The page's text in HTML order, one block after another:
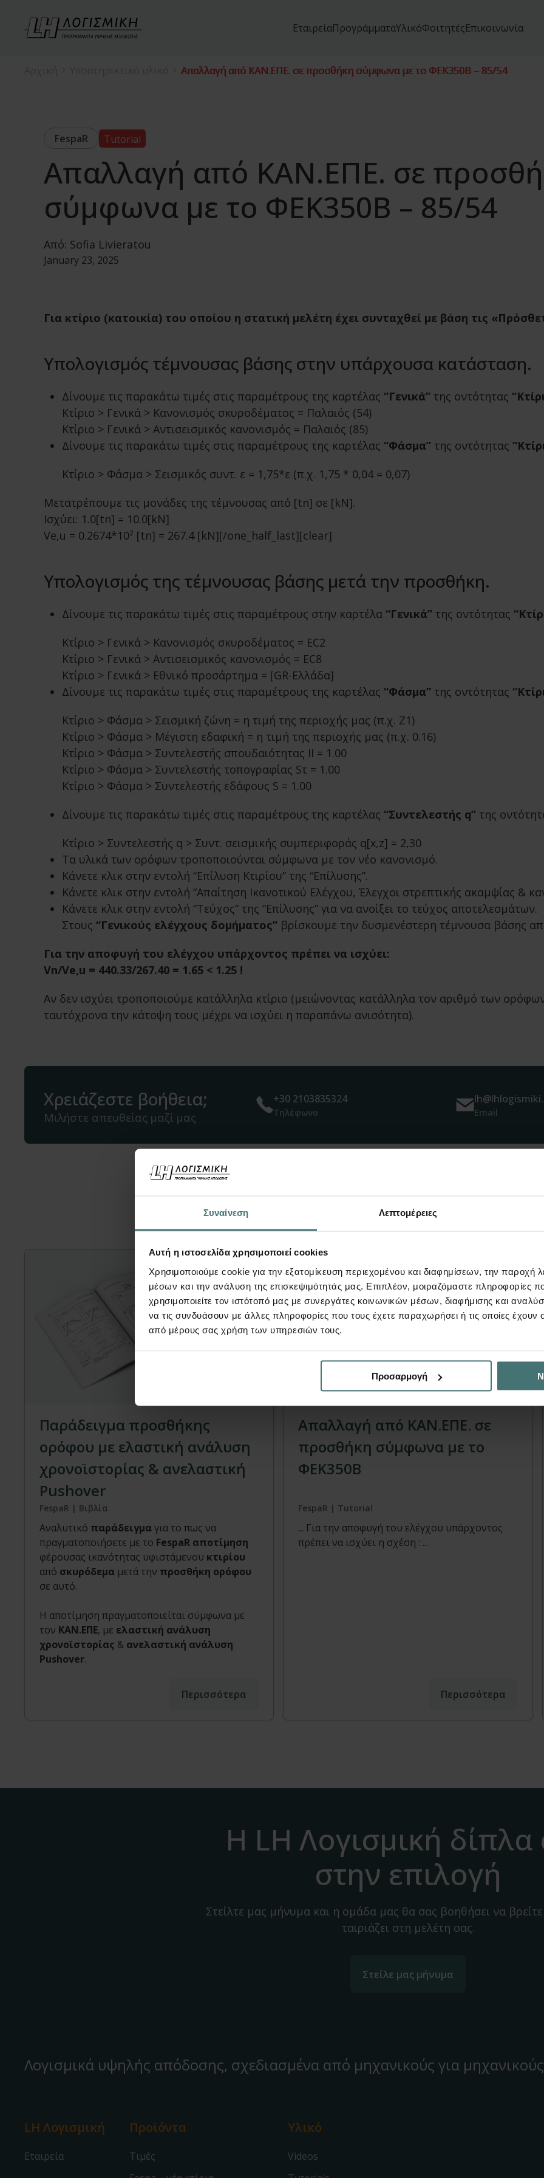
Συναίνεση Λεπτομέρειες
Αυτή η ιστοσελίδα χρησιμοποιεί cookies
Χρησιμοποιούμε cookie για την εξατομίκευση περιεχομένου και διαφημίσεων, την παροχή
μέσων και την ανάλυση της επισκεψιμότητάς μας. Επιπλέον, μοιραζόμαστε πληροφορίες
χρησιμοποιείτε τον ιστότοπό μας με συνεργάτες κοινωνικών μέσων, διαφήμισης και
να τις συνδυάσουν με άλλες πληροφορίες που τους έχετε παραχωρήσει ή τις οποίες έχουν
από μέρους σας χρήση των υπηρεσιών τους.
Προσαρμογή
ΕταιρείαΠρογράμματαΥλικόΦοιτητέςΕπικοινωνία
Απαλλαγή από ΚΑΝ.ΕΠΕ. σε προσθήκη σύμφωνα με το ΦΕΚ350Β – 85/54
FespaR Tutorial
Απαλλαγή από ΚΑΝ.ΕΠΕ. σε
σύμφωνα με το ΦΕΚ350Β – 85/54
Από: Sofia Livieratou
January 23, 2025
Για κτίριο (κατοικία) του οποίου η στατική μελέτη έχει συνταχθεί με βάση τις
Υπολογισμός τέμνουσας βάσης στην υπάρχουσα κατάσταση.
Δίνουμε τις παρακάτω τιμές στις παραμέτρους της καρτέλας “Γενικά” της οντότητας
Κτίριο > Γενικά > Κανονισμός σκυροδέματος = Παλαιός (54)
Κτίριο > Γενικά > Αντισεισμικός κανονισμός = Παλαιός (85)
Δίνουμε τις παρακάτω τιμές στις παραμέτρους της καρτέλας “Φάσμα” της οντότητας
Κτίριο > Φάσμα > Σεισμικός συντ. ε = 1,75*ε (π.χ. 1,75 * 0,04 = 0,07)
Μετατρέπουμε τις μονάδες της τέμνουσας από [tn] σε [kΝ].
Ισχύει: 1.0[tn] = 10.0[kΝ]
Ve,u = 0.2674*10² [tn] = 267.4 [kN][/one_half_last][clear]
Υπολογισμός της τέμνουσας βάσης μετά την προσθήκη.
Δίνουμε τις παρακάτω τιμές στις παραμέτρους στην καρτέλα “Γενικά” της οντότητας
Κτίριο > Γενικά > Κανονισμός σκυροδέματος = EC2
Κτίριο > Γενικά > Αντισεισμικός κανονισμός = EC8
Κτίριο > Γενικά > Εθνικό προσάρτημα = [GR-Ελλάδα]
Δίνουμε τις παρακάτω τιμές στις παραμέτρους της καρτέλας “Φάσμα” της οντότητας
Κτίριο > Φάσμα > Σεισμική ζώνη = η τιμή της περιοχής μας (π.χ. Ζ1)
Κτίριο > Φάσμα > Μέγιστη εδαφική = η τιμή της περιοχής μας (π.χ. 0.16)
Κτίριο > Φάσμα > Συντελεστής σπουδαιότητας IΙ = 1.00
Κτίριο > Φάσμα > Συντελεστής τοπογραφίας Sτ = 1.00
Κτίριο > Φάσμα > Συντελεστής εδάφους S = 1.00
Δίνουμε τις παρακάτω τιμές στις παραμέτρους της καρτέλας “Συντελεστής q” της
Κτίριο > Συντελεστής q > Συντ. σεισμικής συμπεριφοράς q[x,z] = 2,30
Τα υλικά των ορόφων τροποποιούνται σύμφωνα με τον νέο κανονισμό.
Κάνετε κλικ στην εντολή “Επίλυση Κτιρίου” της “Επίλυσης”.
Κάνετε κλικ στην εντολή “Απαίτηση Ικανοτικού Ελέγχου, Έλεγχοι στρεπτικής ακαμψίας &
Κάνετε κλικ στην εντολή “Τεύχος” της “Επίλυσης” για να ανοίξει το τεύχος αποτελεσμάτων.
Στους “Γενικούς ελέγχους δομήματος” βρίσκουμε την δυσμενέστερη τέμνουσα βάσης
Για την αποφυγή του ελέγχου υπάρχοντος πρέπει να ισχύει:
Vn/Ve,u = 440.33/267.40 = 1.65 < 1.25 !
Αν δεν ισχύει τροποποιούμε κατάλληλα κτίριο (μειώνοντας κατάλληλα τον αριθμό των
ταυτόχρονα την κάτοψη τους μέχρι να ισχύει η παραπάνω ανισότητα).
Χρειάζεστε βοήθεια;
Μιλήστε απευθείας μαζί μας
+30 2103835324
Τηλέφωνο Email
Μπορεί επίσης να σας
Παράδειγμα προσθήκης
ορόφου με ελαστική ανάλυση
χρονοϊστορίας & ανελαστική
Pushover
FespaR | Βιβλία
Αναλυτικό παράδειγμαγια το πως να
πραγματοποιήσετε με το FespaR αποτίμηση
φέρουσας ικανότητας υφιστάμενου κτιρίου
από σκυρόδεμα μετά την προσθήκη ορόφου
σε αυτό.
Η αποτίμηση πραγματοποιείται σύμφωνα με
τον ΚΑΝ.ΕΠΕ, με ελαστική ανάλυση
χρονοϊστορίας & ανελαστική ανάλυση
Pushover.
Περισσότερα
Απαλλαγή από ΚΑΝ.ΕΠΕ. σε
προσθήκη σύμφωνα με το
ΦΕΚ350Β
FespaR | Tutorial
... Για την αποφυγή του ελέγχου υπάρχοντος
πρέπει να ισχύει η σχέση : ...
Περισσότερα
Η LH Λογισμική δίπλα
στην επιλογή
Στείλτε μας μήνυμα και η ομάδα μας θα σας βοηθήσει να
ταιριάζει στη μελέτη σας.
Στείλε μας μήνυμα
Λογισμικά υψηλής απόδοσης, σχεδιασμένα από μηχανικούς για
LH Λογισμική
Εταιρεία
Προϊόντα
Τιμές
Υλικό
Videos